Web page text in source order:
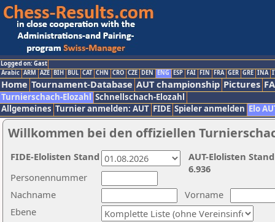
Logged on: Gast
Arabic ARM AZE BIH BUL CAT CHN CRO CZE DEN ENG ESP FAI FIN FRA GER GRE INA
Home Tournament-Database AUT championship Pictures
Turnierschach-Elozahl Schnellschach-Elozahl
Allgemeines Turnier anmelden: AUT FIDE Spieler anmelden Elo
Willkommen bei den offiziellen
Nachname
Vorname
Ebene
Personennummer
AUT-Elolisten
6.936
FIDE-Elolisten Stand